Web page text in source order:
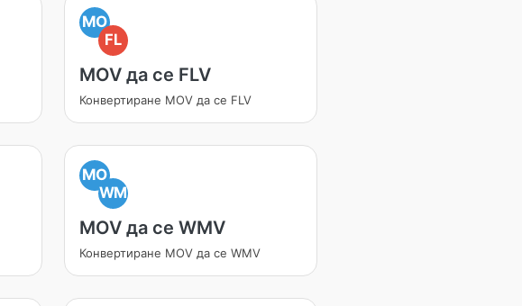
MO
FL
MOV да се FLV
Конвертиране MOV да се FLV
MO
WM
MOV да се WMV
Конвертиране MOV да се WMV